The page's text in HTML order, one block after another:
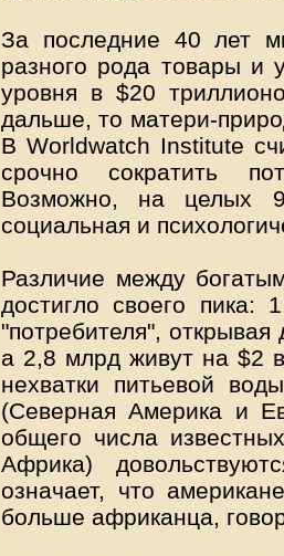
За последние 40 лет
разного рода товары и
уровня в $20
дальше, то матери-
В Worldwatch Institute
срочно сократить
Возможно, на целых
социальная и
Различие между
достигло своего пика:
"потребителя",
а 2,8 млрд живут на $2
нехватки питьевой
(Северная Америка и
общего числа
Африка)
означает, что
больше африканца,